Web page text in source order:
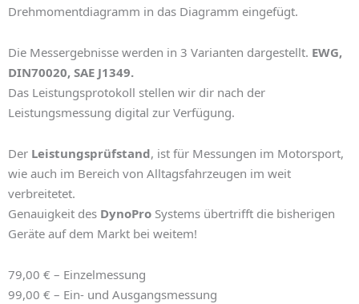
Drehmomentdiagramm in das Diagramm eingefügt.
Die Messergebnisse werden in 3 Varianten dargestellt. EWG,
DIN70020, SAE J1349.
Das Leistungsprotokoll stellen wir dir nach der
Leistungsmessung digital zur Verfügung.
Der Leistungsprüfstand, ist für Messungen im Motorsport,
wie auch im Bereich von Alltagsfahrzeugen im weit
verbreitetet.
Genauigkeit des DynoPro Systems übertrifft die bisherigen
Geräte auf dem Markt bei weitem!
79,00 € – Einzelmessung
99,00 € – Ein- und Ausgangsmessung